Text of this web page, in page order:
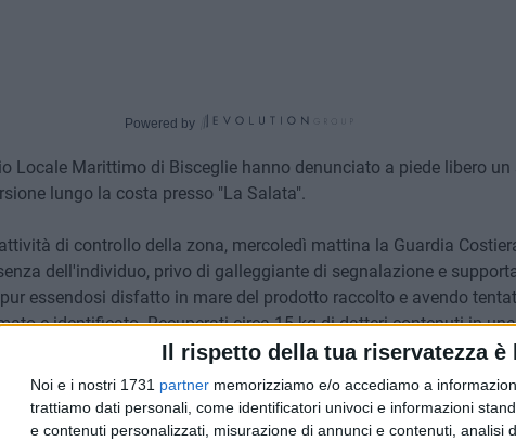
Il rispetto della tua riservatezza
Noi e i nostri 1731 partner memorizziamo e/o accediamo a
trattiamo dati personali, come identificatori univoci e informazioni
e contenuti personalizzati, misurazione di annunci e contenuti, analisi
Powered by
Locale Marittimo di Bisceglie hanno denunciato a piede libero un
lungo la costa presso "La Salata".
di controllo della zona, mercoledì mattina la Guardia
dell'individuo, privo di galleggiante di segnalazione e
essendosi disfatto in mare del prodotto raccolto e avendo
e identificato. Recuperati circa 15 kg di datteri contenuti in
oltre all'equipaggiamento utilizzato dal subacqueo.
che si procura alla flora e alla fauna marina nell'attività di
è devastante, in quanto si tratta di un mollusco bivalve che